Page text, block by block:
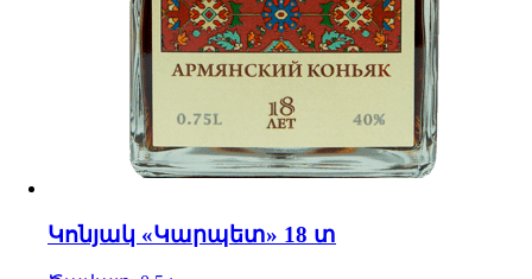
Կոնյակ «Կարպետ» 18 տ